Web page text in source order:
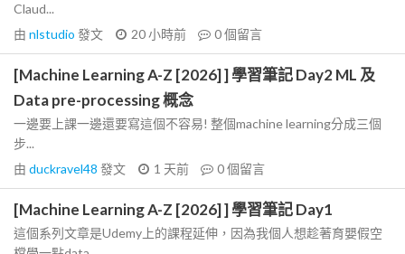
Claud...
由 nlstudio 發文 20 小時前 0個留言
[Machine Learning A-Z [2026] ] 學習筆記 Day2 ML 及
Data pre-processing 概念
一邊要上課一邊還要寫這個不容易! 整個machine learning分成三個
步...
由 duckravel48 發文 1 天前 0個留言
[Machine Learning A-Z [2026] ] 學習筆記 Day1
這個系列文章是Udemy上的課程延伸，因為我個人想趁著育嬰假空